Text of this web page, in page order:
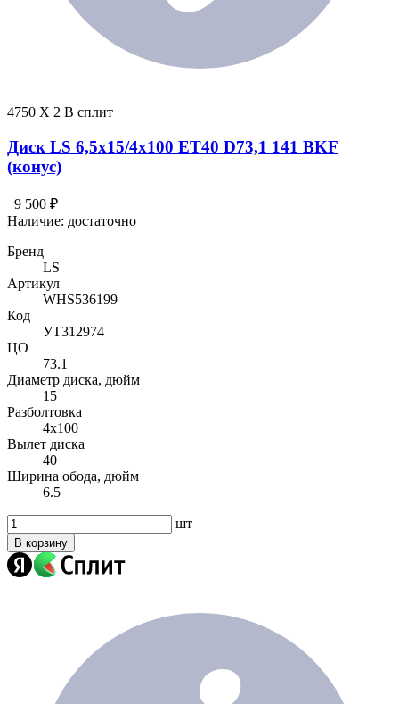
4750 X 2 В сплит
Диск LS 6,5x15/4x100 ET40 D73,1 141 BKF
(конус)
9 500 ₽
Наличие: достаточно
Бренд
LS
Артикул
WHS536199
Код
УТ312974
ЦО
73.1
Диаметр диска, дюйм
15
Разболтовка
4x100
Вылет диска
40
Ширина обода, дюйм
6.5
шт
В корзину